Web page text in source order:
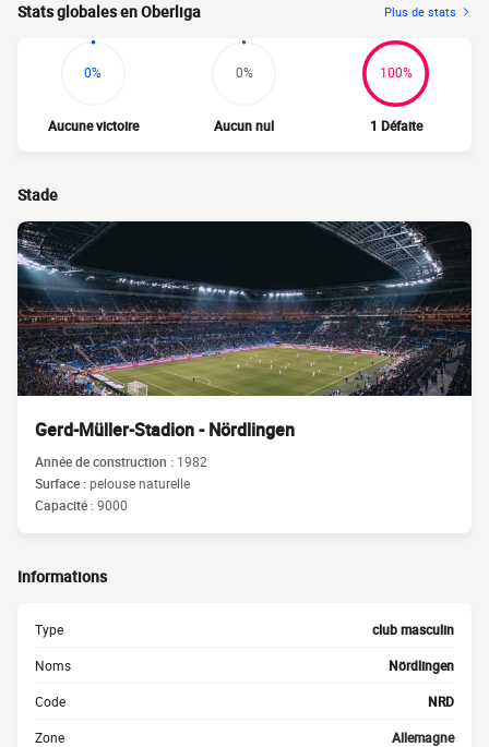
Stats globales en Oberliga Plus de stats
0%
Aucune victoire
0%
Aucun nul
100%
1 Défaite
Stade
Gerd-Müller-Stadion - Nördlingen
Année de construction : 1982
Surface :pelouse naturelle
Capacité :9000
Informations
Type club masculin
Noms Nördlingen
Code NRD
Zone Allemagne